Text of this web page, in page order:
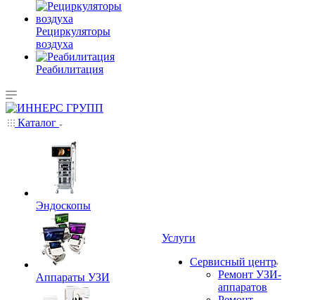
Рециркуляторы
воздуха
Реабилитация
Каталог
Эндоскопы
Аппараты УЗИ
Услуги
Сервисный центр
Ремонт УЗИ-
аппаратов